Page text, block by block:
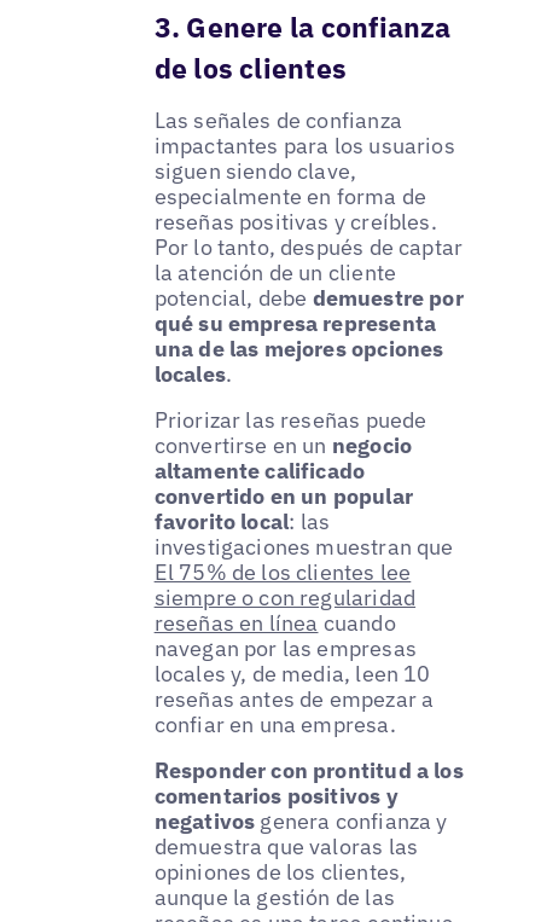
3. Genere la confianza
de los clientes
Las señales de confianza
impactantes para los usuarios
siguen siendo clave,
especialmente en forma de
reseñas positivas y creíbles.
Por lo tanto, después de captar
la atención de un cliente
potencial, debe demuestre por
qué su empresa representa
una de las mejores opciones
locales.
Priorizar las reseñas puede
convertirse en un negocio
altamente calificado
convertido en un popular
favorito local: las
investigaciones muestran que
El 75% de los clientes lee
siempre o con regularidad
reseñas en línea cuando
navegan por las empresas
locales y, de media, leen 10
reseñas antes de empezar a
confiar en una empresa.
Responder con prontitud a los
comentarios positivos y
negativos genera confianza y
demuestra que valoras las
opiniones de los clientes,
aunque la gestión de las